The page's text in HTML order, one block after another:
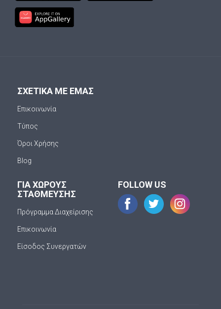
ΣΧΕΤΙΚΑ ΜΕ ΕΜΑΣ
Επικοινωνία
Τύπος
Όροι Χρήσης
Blog
ΓΙΑ ΧΩΡΟΥΣ
ΣΤΑΘΜΕΥΣΗΣ
Πρόγραμμα Διαχείρισης
Επικοινωνία
Είσοδος Συνεργατών
FOLLOW US